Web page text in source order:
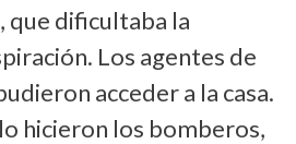
dificultaba la
Los agentes de
acceder a la casa.
hicieron los bomberos,